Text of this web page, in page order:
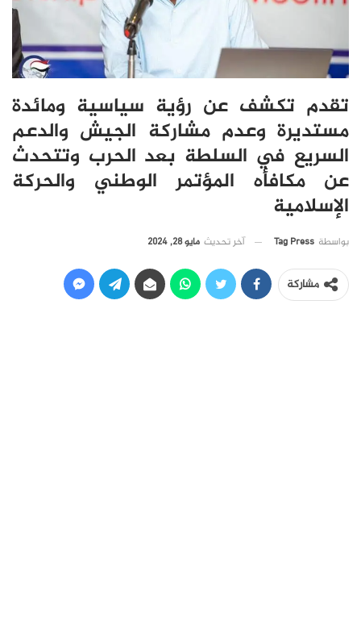
تقدم تكشف عن رؤية سياسية ومائدة
مستديرة وعدم مشاركة الجيش والدعم
السريع في السلطة بعد الحرب وتتحدث
عن مكافأه المؤتمر الوطني والحركة
الإسلامية
بواسطة Tag Press آخر تحديث مايو 28, 2024
مشاركة